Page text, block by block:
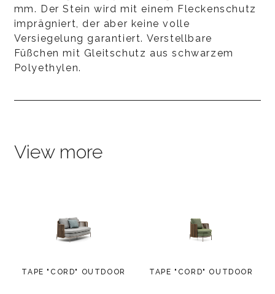
mm. Der Stein wird mit einem Fleckenschutz
imprägniert, der aber keine volle
Versiegelung garantiert. Verstellbare
Füßchen mit Gleitschutz aus schwarzem
Polyethylen.
View more
TAPE "CORD" OUTDOOR TAPE "CORD" OUTDOOR